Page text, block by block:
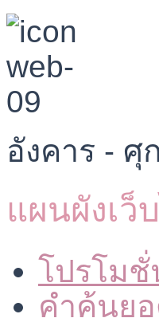
อังคาร - ศุ
แผนผังเว็
โปรโมชั่
คำค้นยอ